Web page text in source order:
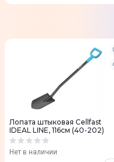
Лопата штыковая Cellfast
IDEAL LINE, 116см (40-202)
Нет в наличии